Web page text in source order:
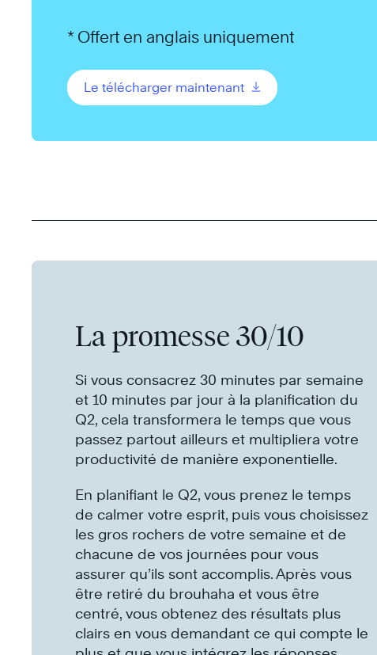
* Offert en anglais uniquement
Le télécharger maintenant
La promesse 30/10
Si vous consacrez 30 minutes par semaine
et 10 minutes par jour à la planification du
Q2, cela transformera le temps que vous
passez partout ailleurs et multipliera votre
productivité de manière exponentielle.
En planifiant le Q2, vous prenez le temps
de calmer votre esprit, puis vous choisissez
les gros rochers de votre semaine et de
chacune de vos journées pour vous
assurer qu’ils sont accomplis. Après vous
être retiré du brouhaha et vous être
centré, vous obtenez des résultats plus
clairs en vous demandant ce qui compte le